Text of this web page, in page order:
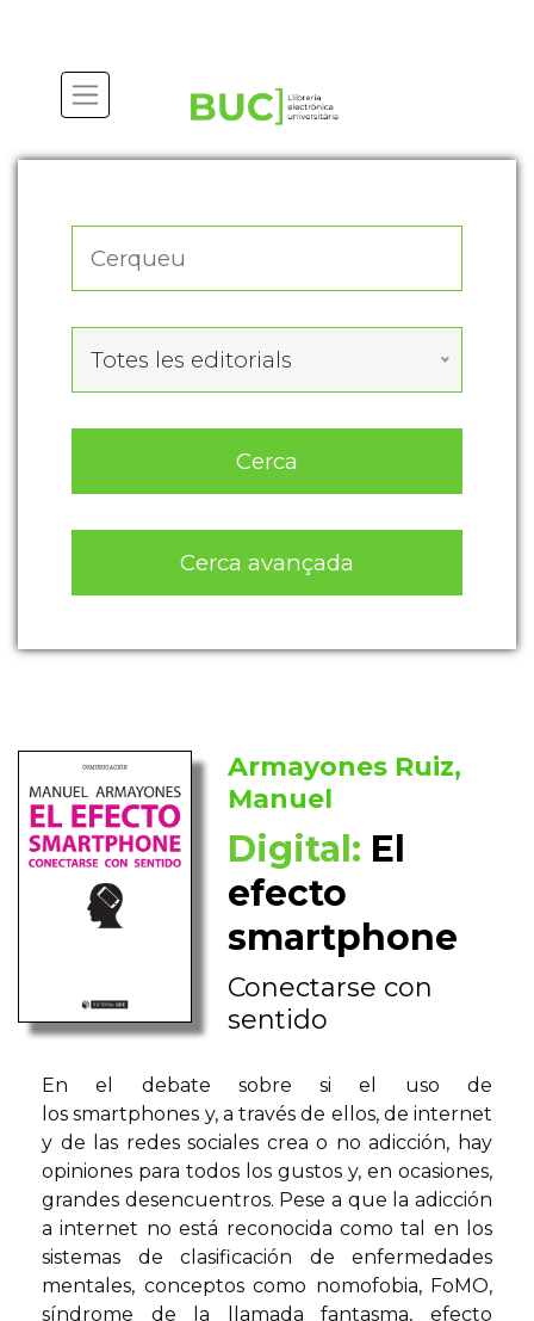
Totes les editorials
Cerca
Cerca avançada
Armayones Ruiz,
Manuel
Digital: El
efecto
smartphone
Conectarse con
sentido
En el debate sobre si el uso de
los smartphones y, a través de ellos, de internet
y de las redes sociales crea o no adicción, hay
opiniones para todos los gustos y, en ocasiones,
grandes desencuentros. Pese a que la adicción
a internet no está reconocida como tal en los
sistemas de clasificación de enfermedades
mentales, conceptos como nomofobia, FoMO,
síndrome de la llamada fantasma, efecto